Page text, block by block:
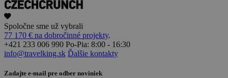
Spoločne sme už vybrali
77 170 € na dobročinné projekty.
+421 233 006 990 Po-Pia: 8:00 - 16:30
info@travelking.sk Ďalšie kontakty
Zadajte e-mail pre odber noviniek